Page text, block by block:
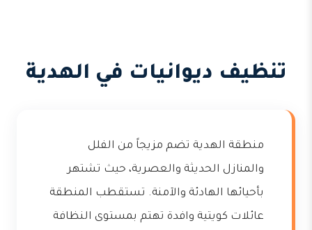
تنظيف ديوانيات في الهدية
منطقة الهدية تضم مزيجاً من الفلل
والمنازل الحديثة والعصرية، حيث تشتهر
بأحيائها الهادئة والآمنة. تستقطب المنطقة
عائلات كويتية وافدة تهتم بمستوى النظافة